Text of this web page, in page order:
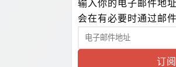
输入你的电子邮件地
会在有必要时通过邮
订阅